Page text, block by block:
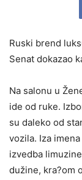
Ruski brend
Senat dokazao
Na salonu u
ide od ruke.
su daleko od
vozila. Iza
izvedba
dužine, kra?om